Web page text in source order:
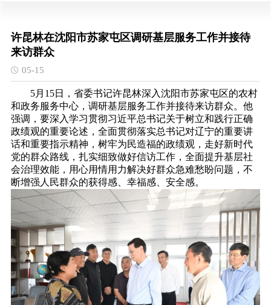
许昆林在沈阳市苏家屯区调研基层服务工作并接待
来访群众
05-15
5月15日，省委书记许昆林深入沈阳市苏家屯区的农村
和政务服务中心，调研基层服务工作并接待来访群众。他
强调，要深入学习贯彻习近平总书记关于树立和践行正确
政绩观的重要论述，全面贯彻落实总书记对辽宁的重要讲
话和重要指示精神，树牢为民造福的政绩观，走好新时代
党的群众路线，扎实细致做好信访工作，全面提升基层社
会治理效能，用心用情用力解决好群众急难愁盼问题，不
断增强人民群众的获得感、幸福感、安全感。